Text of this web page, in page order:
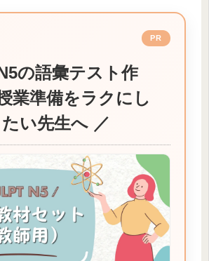
PR
の語彙テスト作
業準備をラクにし
たい先生へ ／